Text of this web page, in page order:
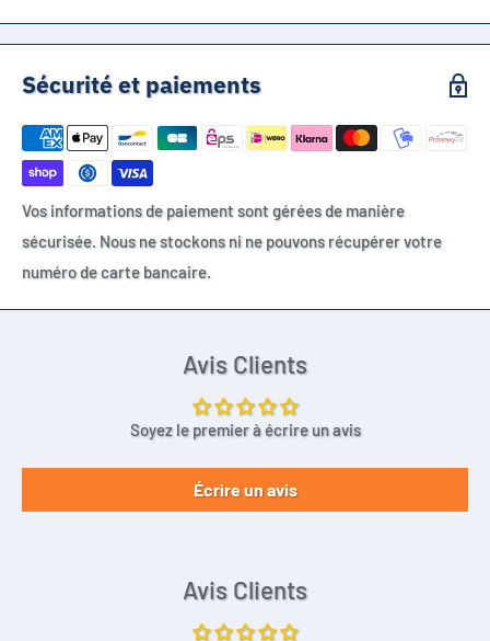
Sécurité et paiements
Vos informations de paiement sont gérées de manière
sécurisée. Nous ne stockons ni ne pouvons récupérer votre
numéro de carte bancaire.
Avis Clients
Soyez le premier à écrire un avis
Écrire un avis
Avis Clients